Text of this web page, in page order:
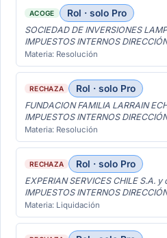
ACOGE Rol · solo Pro
SOCIEDAD DE INVERSIONES
IMPUESTOS INTERNOS
Materia: Resolución
RECHAZA Rol · solo Pro
FUNDACION FAMILIA LARRAIN
IMPUESTOS INTERNOS
Materia: Resolución
RECHAZA Rol · solo Pro
EXPERIAN SERVICES CHILE S.A.
IMPUESTOS INTERNOS
Materia: Liquidación